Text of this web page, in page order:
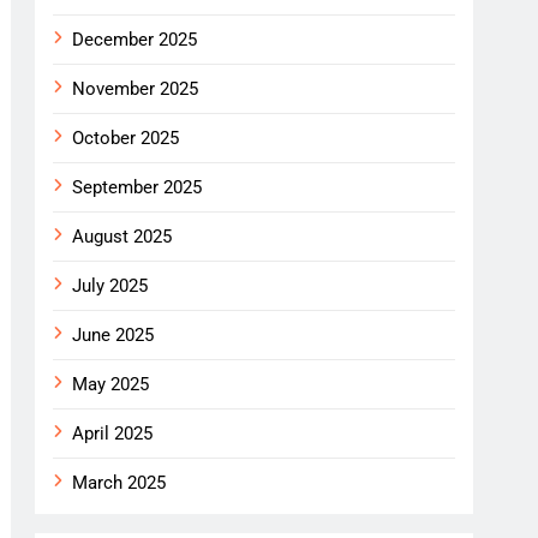
December 2025
November 2025
October 2025
September 2025
August 2025
July 2025
June 2025
May 2025
April 2025
March 2025